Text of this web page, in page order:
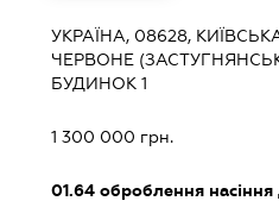
УКРАЇНА, 08628,
ЧЕРВОНЕ
БУДИНОК 1
1 300 000 грн.
01.64оброблення насіння